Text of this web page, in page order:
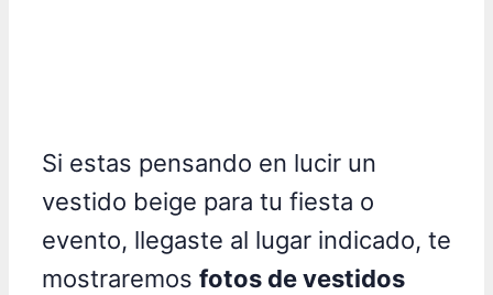
Si estas pensando en lucir un
vestido beige para tu fiesta o
evento, llegaste al lugar indicado, te
mostraremos fotos de vestidos